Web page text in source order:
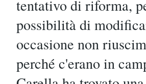
tentativo di riforma,
possibilità di
occasione non
perché c'erano in